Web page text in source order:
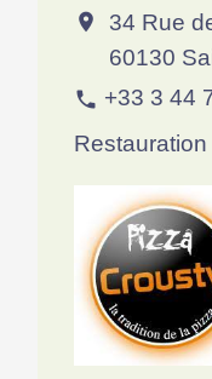
location_on
34 Rue
60130
phone +33 3 44